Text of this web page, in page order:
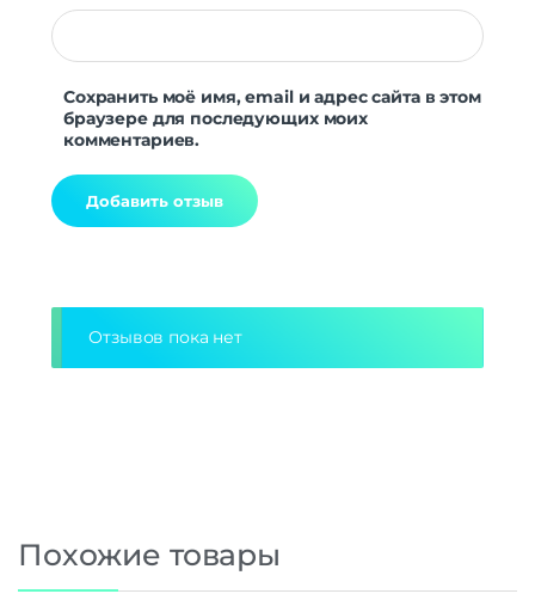
Сохранить моё имя, email и адрес сайта в этом
браузере для последующих моих
комментариев.
Отзывов пока нет
Похожие товары